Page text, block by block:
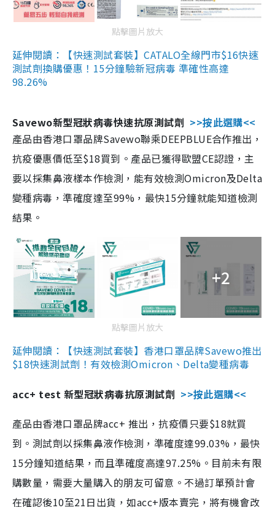
點擊圖片放大
延伸閱讀：【快速測試套裝】CATALO全線門市$16快速
測試劑換購優惠！15分鐘驗新冠病毒 準確性高達
98.26%
Savewo新型冠狀病毒快速抗原測試劑 >>按此選購<<
產品由香港口罩品牌Savewo聯乘DEEPBLUE合作推出，
抗疫優惠價低至$18買到。產品已獲得歐盟CE認證，主
要以採集鼻液樣本作檢測，能有效檢測Omicron及Delta
變種病毒，準確度達至99%，最快15分鐘就能知道檢測
結果。
+2
點擊圖片放大
延伸閱讀：【快速測試套裝】香港口罩品牌Savewo推出
$18快速測試劑！有效檢測Omicron、Delta變種病毒
acc+ test 新型冠狀病毒抗原測試劑 >>按此選購<<
產品由香港口罩品牌acc+ 推出，抗疫價只要$18就買
到。測試劑以採集鼻液作檢測，準確度達99.03%，最快
15分鐘知道結果，而且準確度高達97.25%。目前未有限
購數量，需要大量購入的朋友可留意。不過訂單預計會
在確認後10至21日出貨，如acc+版本賣完，將有機會改